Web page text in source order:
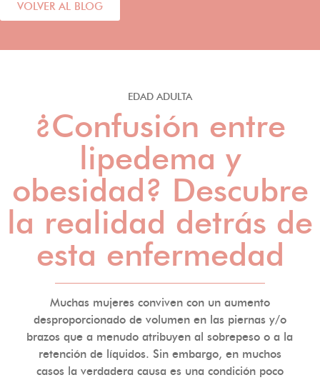
VOLVER AL BLOG
EDAD ADULTA
¿Confusión entre
lipedema y
obesidad? Descubre
la realidad detrás de
esta enfermedad
Muchas mujeres conviven con un aumento
desproporcionado de volumen en las piernas y/o
brazos que a menudo atribuyen al sobrepeso o a la
retención de líquidos. Sin embargo, en muchos
casos la verdadera causa es una condición poco